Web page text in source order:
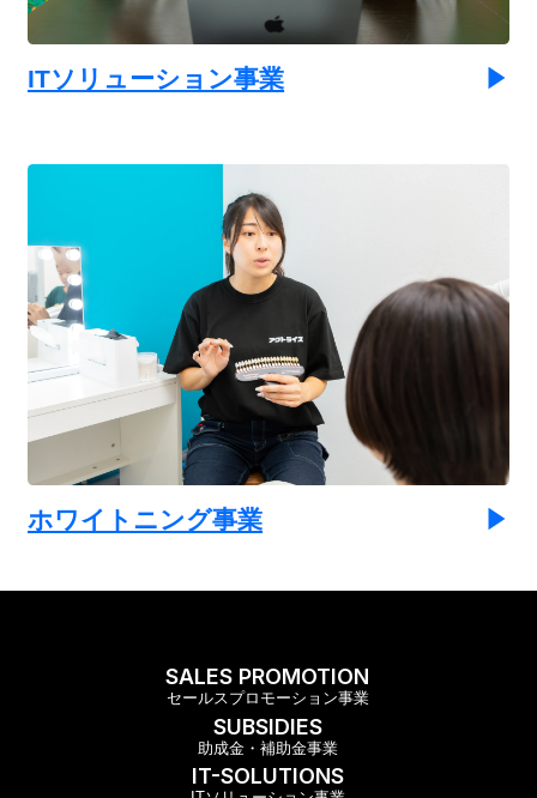
ITソリューション事業
ホワイトニング事業
SALES PROMOTION
セールスプロモーション事業
SUBSIDIES
助成金・補助金事業
IT-SOLUTIONS